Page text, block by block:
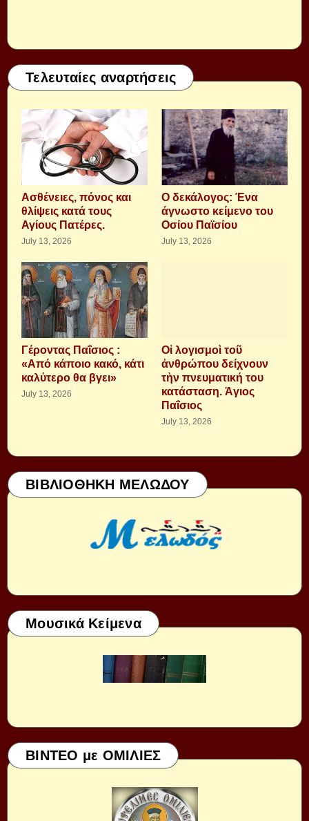
Τελευταίες αναρτήσεις
Aσθένειες, πόνος και
θλίψεις κατά τους
Αγίους Πατέρες.
July 13, 2026
Ο δεκάλογος: Ένα
άγνωστο κείμενο του
Οσίου Παϊσίου
July 13, 2026
Γέροντας Παΐσιος :
«Από κάποιο κακό, κάτι
καλύτερο θα βγει»
July 13, 2026
Οἱ λογισμοὶ τοῦ
ἀνθρώπου δείχνουν
τὴν πνευματική του
κατάσταση. Ἁγιος
Παΐσιος
July 13, 2026
ΒΙΒΛΙΟΘΗΚΗ ΜΕΛΩΔΟΥ
Μουσικά Κείμενα
ΒΙΝΤΕΟ με ΟΜΙΛΙΕΣ